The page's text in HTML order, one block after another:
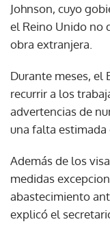
Johnson, cuyo
el Reino Unido no
obra extranjera.
Durante meses, el
recurrir a los
advertencias de
una falta estimada
Además de los
medidas
abastecimiento
explicó el